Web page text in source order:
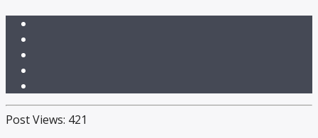
Post Views: 421